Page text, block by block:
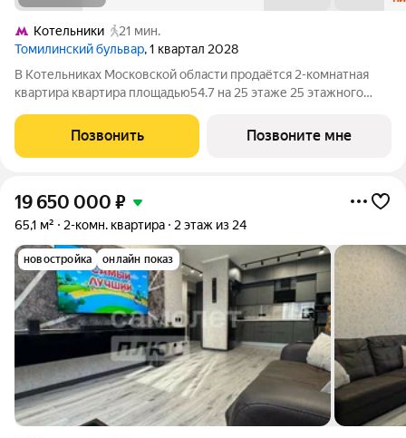
Котельники
21 мин.
Томилинский бульвар, 1 квартал 2028
В Котельниках Московской области продаётся 2-комнатная
квартира квартира площадью54.7 на 25 этаже 25 этажного
бульвар». Удобное расположение 20 минут пешком до
станции метро «Котельники» и 10
Позвонить Позвоните мне
19 650 000 ₽
65,1 м² 2-комн. квартира 2 этаж из 24
новостройка онлайн показ